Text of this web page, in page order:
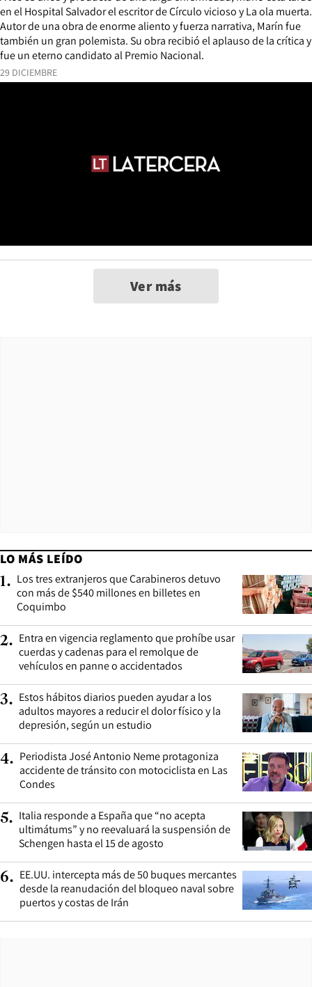
29 DICIEMBRE
en el Hospital Salvador el escritor de Círculo vicioso y La ola muerta.
Autor de una obra de enorme aliento y fuerza narrativa, Marín fue
también un gran polemista. Su obra recibió el aplauso de la crítica y
fue un eterno candidato al Premio Nacional.
Ver más
LO MÁS LEÍDO
1. Los tres extranjeros que Carabineros detuvo
con más de $540 millones en billetes en
Coquimbo
2. Entra en vigencia reglamento que prohíbe usar
cuerdas y cadenas para el remolque de
vehículos en panne o accidentados
3. Estos hábitos diarios pueden ayudar a los
adultos mayores a reducir el dolor físico y la
depresión, según un estudio
4. Periodista José Antonio Neme protagoniza
accidente de tránsito con motociclista en Las
Condes
5. Italia responde a España que “no acepta
ultimátums” y no reevaluará la suspensión de
Schengen hasta el 15 de agosto
6. EE.UU. intercepta más de 50 buques mercantes
desde la reanudación del bloqueo naval sobre
puertos y costas de Irán